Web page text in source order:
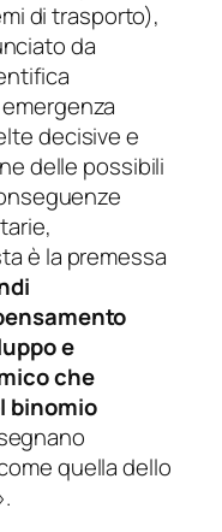
di trasporto),
da
decisive e
delle possibili
è la premessa
e
che
binomio
quella dello